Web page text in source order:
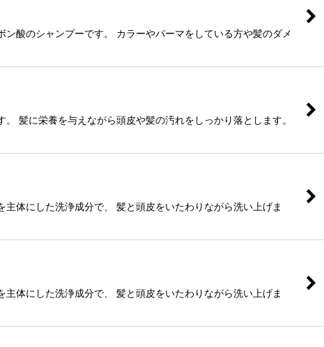
酸のシャンプーです。 カラーやパーマをしている方や髪のダメ
髪に栄養を与えながら頭皮や髪の汚れをしっかり落とします。
体にした洗浄成分で、 髪と頭皮をいたわりながら洗い上げま
体にした洗浄成分で、 髪と頭皮をいたわりながら洗い上げま